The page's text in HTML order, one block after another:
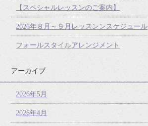
【スペシャルレッスンのご案内】
2026年８月～９月レッスンンスケジュール
フォールスタイルアレンジメント
アーカイブ
2026年5月
2026年4月